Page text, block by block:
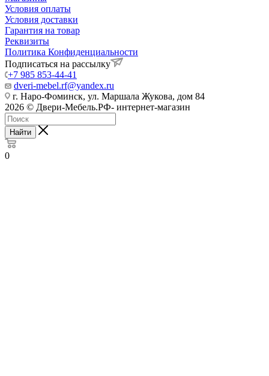
Условия оплаты
Условия доставки
Гарантия на товар
Реквизиты
Политика Конфиденциальности
Подписаться на рассылку
+7 985 853-44-41
dveri-mebel.rf@yandex.ru
г. Наро-Фоминск, ул. Маршала Жукова, дом 84
2026 © Двери-Мебель.РФ- интернет-магазин
Найти
0